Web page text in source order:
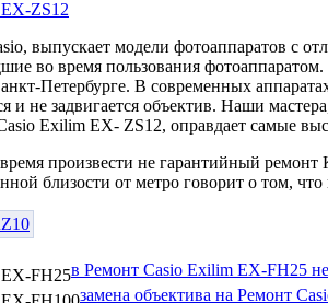
выпускает модели фотоаппаратов с
во время пользования
Петербурге. В современных
и не задвигается объектив. Наши
Exilim EX- ZS12, оправдает самые
произвести не гарантийный
близости от метро говорит о том,
в Ремонт Casio Exilim EX-FH25
замена объектива на Ремонт